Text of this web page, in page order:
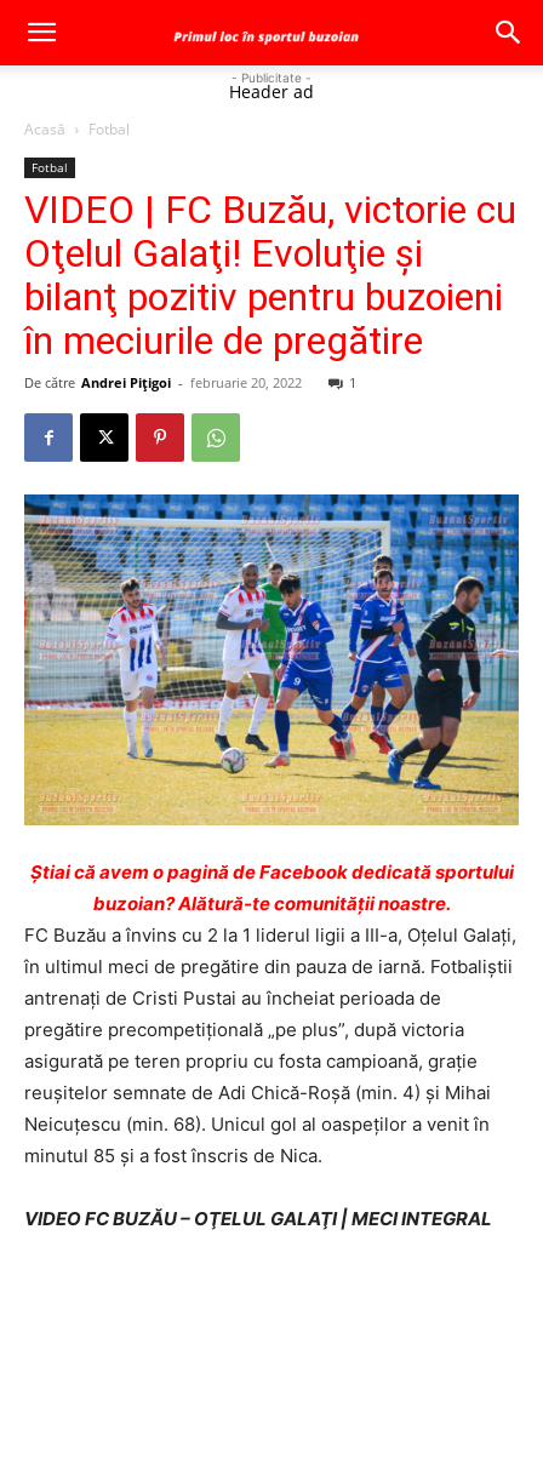
- Publicitate -
Header ad
Acasă Fotbal
Fotbal
VIDEO | FC Buzău, victorie cu
Oţelul Galaţi! Evoluţie şi
bilanţ pozitiv pentru buzoieni
în meciurile de pregătire
De către Andrei Pițigoi - februarie 20, 2022 1
Ştiai că avem o pagină de Facebook dedicată sportului
buzoian? Alătură-te comunității noastre.
FC Buzău a învins cu 2 la 1 liderul ligii a III-a, Oţelul Galaţi,
în ultimul meci de pregătire din pauza de iarnă. Fotbaliştii
antrenaţi de Cristi Pustai au încheiat perioada de
pregătire precompetiţională „pe plus”, după victoria
asigurată pe teren propriu cu fosta campioană, graţie
reuşitelor semnate de Adi Chică-Roşă (min. 4) şi Mihai
Neicuţescu (min. 68). Unicul gol al oaspeţilor a venit în
minutul 85 şi a fost înscris de Nica.
VIDEO FC BUZĂU – OŢELUL GALAŢI | MECI INTEGRAL